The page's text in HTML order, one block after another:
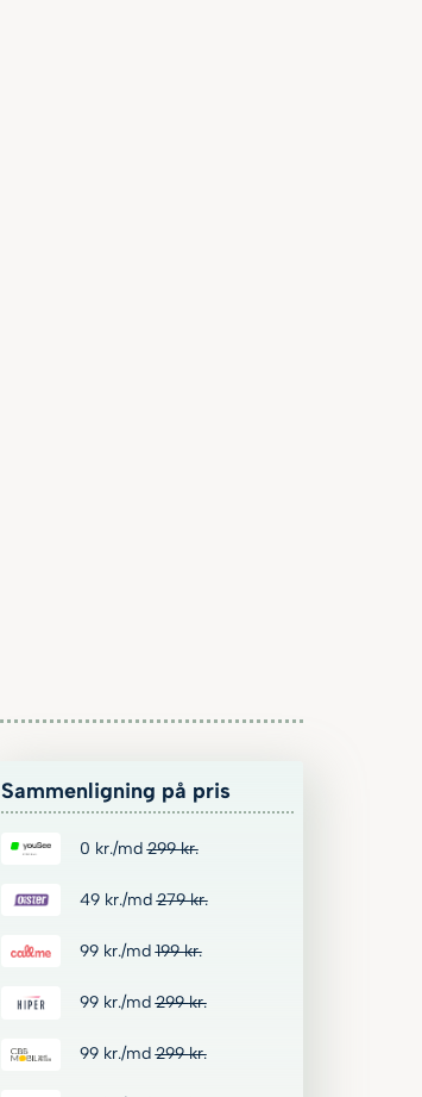
Sammenligning på pris
0 kr./md299kr.
49 kr./md279kr.
99 kr./md199kr.
99 kr./md299kr.
99 kr./md299kr.